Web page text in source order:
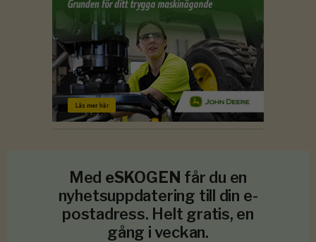
Med eSKOGEN får du en
nyhetsuppdatering till din e-
postadress. Helt gratis, en
gång i veckan.